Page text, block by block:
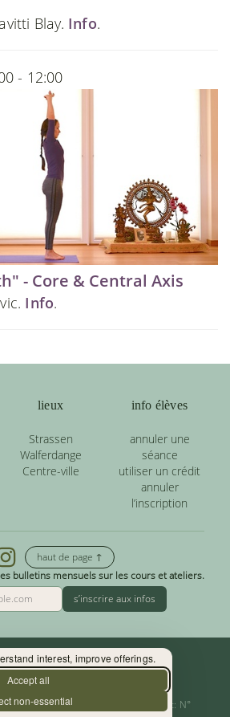
interest, improve offerings.
Accept all
non-essential
Blay. Info.
- 12:00
- Core & Central Axis
Info.
lieux
Strassen
Walferdange
Centre-ville
info élèves
annuler une
séance
utiliser un crédit
annuler
l’inscription
haut de page ↑
bulletins mensuels sur les cours et ateliers.
s’inscrire aux infos
33 34 19 - info@yoga.lu
Source s.àr.l. — Autor. d’Etablissement: N°